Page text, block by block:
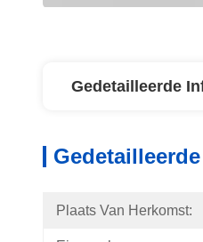
Gedetailleerde
Plaats Van Herkomst: